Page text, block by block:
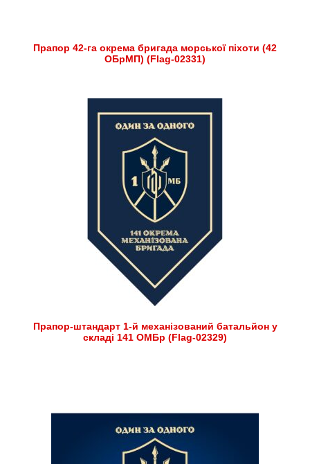
Прапор 42-га окрема бригада морської піхоти (42
ОБрМП) (Flag-02331)
Прапор-штандарт 1-й механізований батальйон у
складі 141 ОМБр (Flag-02329)